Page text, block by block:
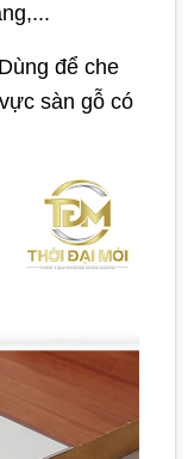
để che
sàn gỗ có